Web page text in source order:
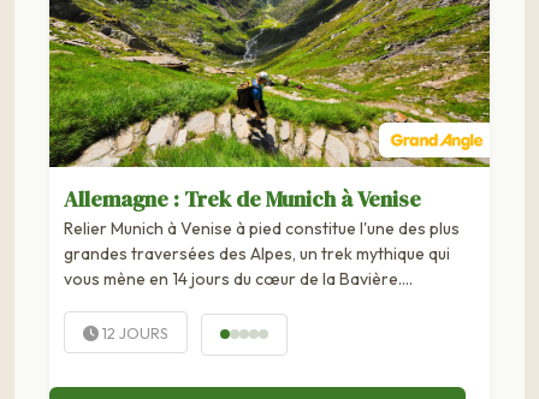
Allemagne : Trek de Munich à Venise
Relier Munich à Venise à pied constitue l'une des plus
grandes traversées des Alpes, un trek mythique qui
vous mène en 14 jours du cœur de la Bavière….
12 JOURS